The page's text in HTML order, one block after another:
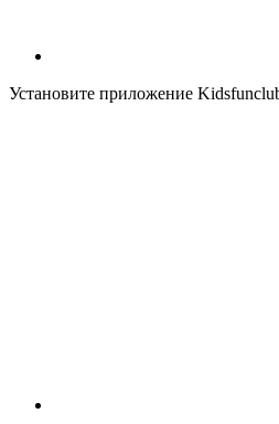
Установите приложение